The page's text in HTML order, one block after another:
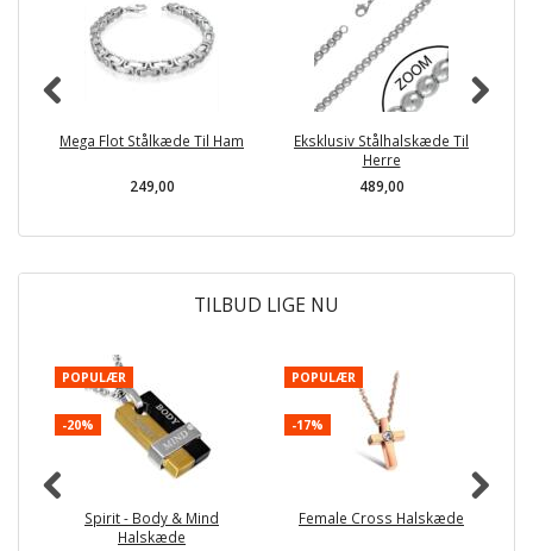
Mega Flot Stålkæde Til Ham
249,00
Eksklusiv Stålhalskæde Til
Herre
489,00
TILBUD LIGE NU
POPULÆR
-20%
Spirit - Body & Mind
Halskæde
POPULÆR
-17%
Female Cross Halskæde